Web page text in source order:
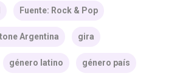
Fuente: Rock & Pop
Argentina gira
género latino género país